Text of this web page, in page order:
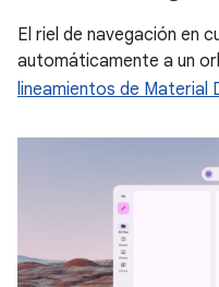
El riel de navegación en
automáticamente a un
lineamientos de Material